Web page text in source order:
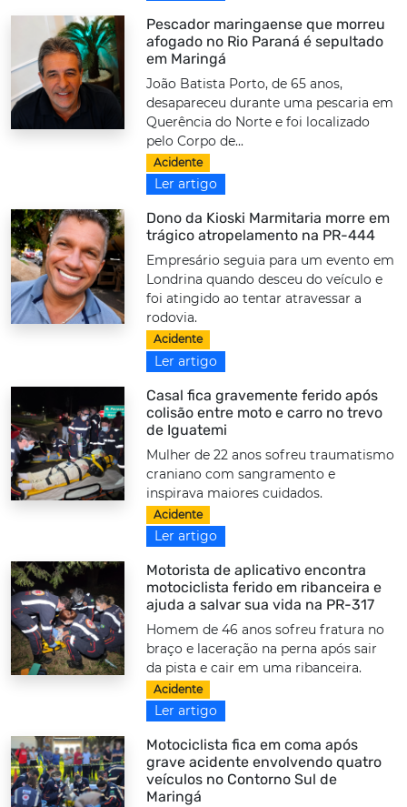
Pescador maringaense que morreu
afogado no Rio Paraná é sepultado
em Maringá
João Batista Porto, de 65 anos,
desapareceu durante uma pescaria em
Querência do Norte e foi localizado
pelo Corpo de...
Acidente
Ler artigo
Dono da Kioski Marmitaria morre em
trágico atropelamento na PR-444
Empresário seguia para um evento em
Londrina quando desceu do veículo e
foi atingido ao tentar atravessar a
rodovia.
Acidente
Ler artigo
Casal fica gravemente ferido após
colisão entre moto e carro no trevo
de Iguatemi
Mulher de 22 anos sofreu traumatismo
craniano com sangramento e
inspirava maiores cuidados.
Acidente
Ler artigo
Motorista de aplicativo encontra
motociclista ferido em ribanceira e
ajuda a salvar sua vida na PR-317
Homem de 46 anos sofreu fratura no
braço e laceração na perna após sair
da pista e cair em uma ribanceira.
Acidente
Ler artigo
Motociclista fica em coma após
grave acidente envolvendo quatro
veículos no Contorno Sul de
Maringá